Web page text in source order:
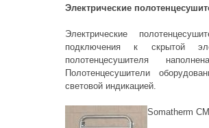
Электрические
Электрические
подключения к скрытой
полотенцесушителя
Полотенцесушители
световой индикацией.
Somatherm